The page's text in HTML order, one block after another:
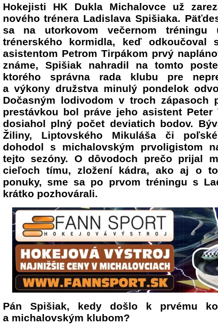
Hokejisti HK Dukla Michalovce už
nového trénera Ladislava Spišiaka.
sa na utorkovom večernom tréningu
trénerského kormidla, keď odkoučoval
asistentom Petrom Tirpákom prvý
známe, Spišiak nahradil na tomto
ktorého správna rada klubu pre
a výkony družstva minulý pondelok
Dočasným lodivodom v troch zápasoch
prestávkou bol práve jeho asistent
dosiahol plný počet deviatich bodov.
Žiliny, Liptovského Mikuláša či
dohodol s michalovským prvoligistom
tejto sezóny. O dôvodoch prečo prijal
cieľoch tímu, zložení kádra, ako aj o
ponuky, sme sa po prvom tréningu s
krátko pozhovárali.
Pán Spišiak, kedy došlo k prvému
a michalovským klubom?